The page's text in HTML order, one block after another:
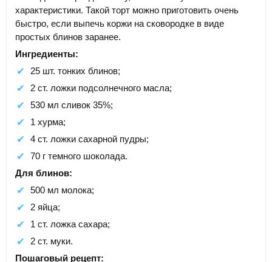
характеристики. Такой торт можно приготовить очень
быстро, если выпечь коржи на сковородке в виде
простых блинов заранее.
Ингредиенты:
25 шт. тонких блинов;
2 ст. ложки подсолнечного масла;
530 мл сливок 35%;
1 хурма;
4 ст. ложки сахарной пудры;
70 г темного шоколада.
Для блинов:
500 мл молока;
2 яйца;
1 ст. ложка сахара;
2 ст. муки.
Пошаговый рецепт: